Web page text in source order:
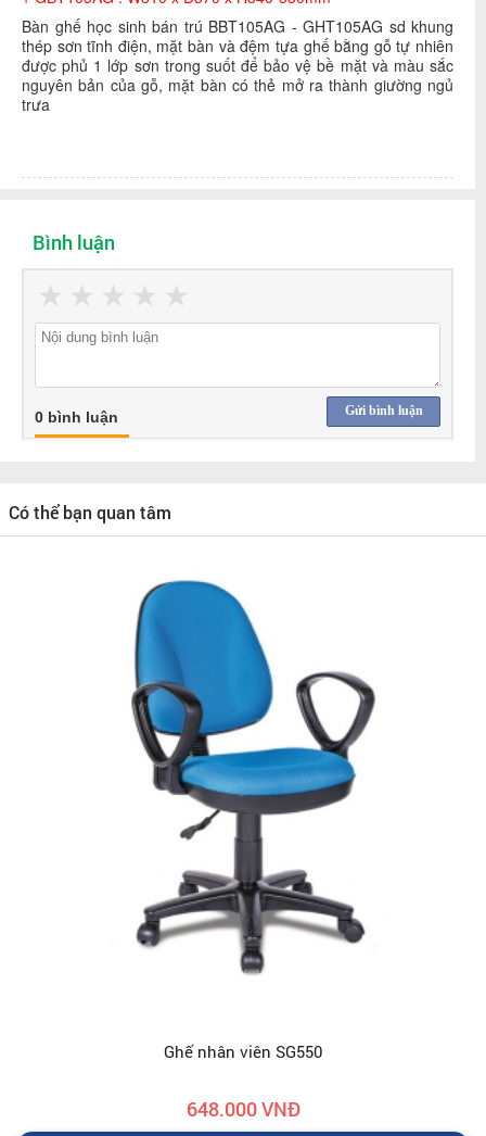
Bàn ghế học sinh bán trú BBT105AG - GHT105AG sd khung
thép sơn tĩnh điện, mặt bàn và đệm tựa ghế bằng gỗ tự nhiên
được phủ 1 lớp sơn trong suốt để bảo vệ bề mặt và màu sắc
nguyên bản của gỗ, mặt bàn có thẻ mở ra thành giường ngủ
trưa
Bình luận
★
★
★
★
★
Gửi bình luận
0 bình luận
Có thể bạn quan tâm
Ghế nhân viên SG550
648.000 VNĐ